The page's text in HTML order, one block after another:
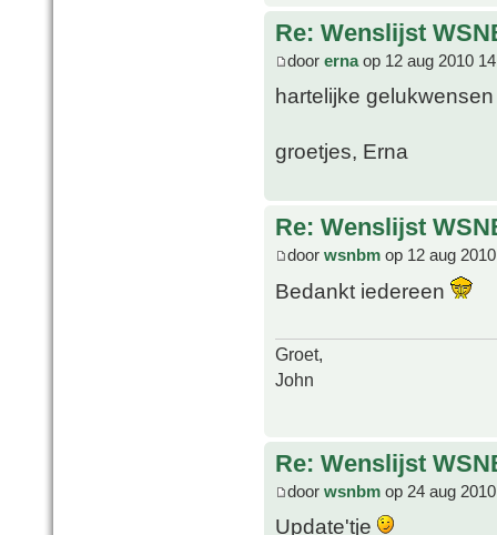
Re: Wenslijst
door ernaop 12 aug 2010
hartelijke
groetjes, Erna
Re: Wenslijst
door wsnbm op 12 aug
Bedankt iedereen
Groet,
John
Re: Wenslijst
door wsnbm op 24 aug
Update'tje